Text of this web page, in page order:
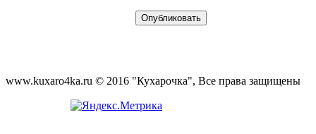
www.kuxaro4ka.ru © 2016 "Кухарочка", Все права защищены